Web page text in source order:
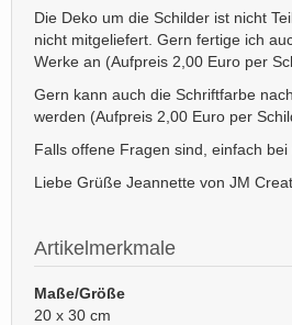
Die Deko um die Schilder ist nicht
nicht mitgeliefert. Gern fertige ich
Werke an (Aufpreis 2,00 Euro per
Gern kann auch die Schriftfarbe
werden (Aufpreis 2,00 Euro per
Falls offene Fragen sind, einfach bei
Liebe Grüße Jeannette von JM
Artikelmerkmale
Maße/Größe
20 x 30 cm